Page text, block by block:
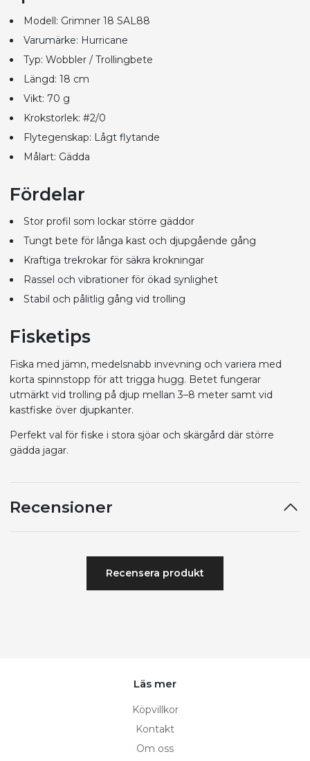
Modell: Grimner 18 SAL88
Varumärke: Hurricane
Typ: Wobbler / Trollingbete
Längd: 18 cm
Vikt: 70 g
Krokstorlek: #2/0
Flytegenskap: Lågt flytande
Målart: Gädda
Fördelar
Stor profil som lockar större gäddor
Tungt bete för långa kast och djupgående gång
Kraftiga trekrokar för säkra krokningar
Rassel och vibrationer för ökad synlighet
Stabil och pålitlig gång vid trolling
Fisketips
Fiska med jämn, medelsnabb invevning och variera med
korta spinnstopp för att trigga hugg. Betet fungerar
utmärkt vid trolling på djup mellan 3–8 meter samt vid
kastfiske över djupkanter.
Perfekt val för fiske i stora sjöar och skärgård där större
gädda jagar.
Recensioner
Recensera produkt
Läs mer
Köpvillkor
Kontakt
Om oss